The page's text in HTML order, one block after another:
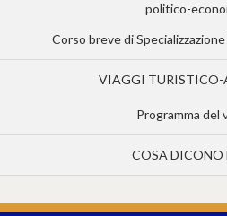
politico-
Corso breve di
VIAGGI TURISTICO-
Programma del
COSA DICONO